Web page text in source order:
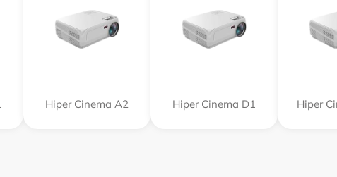
Hiper Cinema A2 Hiper Cinema D1 Hiper